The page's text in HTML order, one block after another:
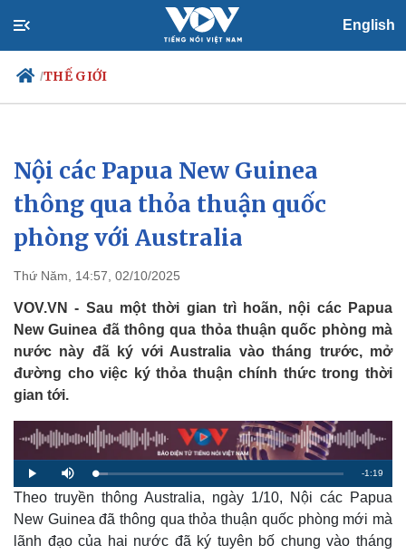
English
/THẾ GIỚI
Chính trị
Đảng
Tổ chức nhân sự
Quốc hội
Nhận diện sự thật
Xã hội
Tin 24h
Dự báo thời tiết
Giáo dục
Nội các Papua New Guinea
thông qua thỏa thuận quốc
phòng với Australia
Thứ Năm, 14:57, 02/10/2025
VOV.VN - Sau một thời gian trì hoãn, nội các Papua
New Guinea đã thông qua thỏa thuận quốc phòng mà
nước này đã ký với Australia vào tháng trước, mở
đường cho việc ký thỏa thuận chính thức trong thời
gian tới.
P
l
a
y
M
u
t
e
L
o
a
d
e
d
R
e
-1:19
Theo truyền thông Australia, ngày 1/10, Nội các Papua
New Guinea đã thông qua thỏa thuận quốc phòng mới mà
lãnh đạo của hai nước đã ký tuyên bố chung vào tháng